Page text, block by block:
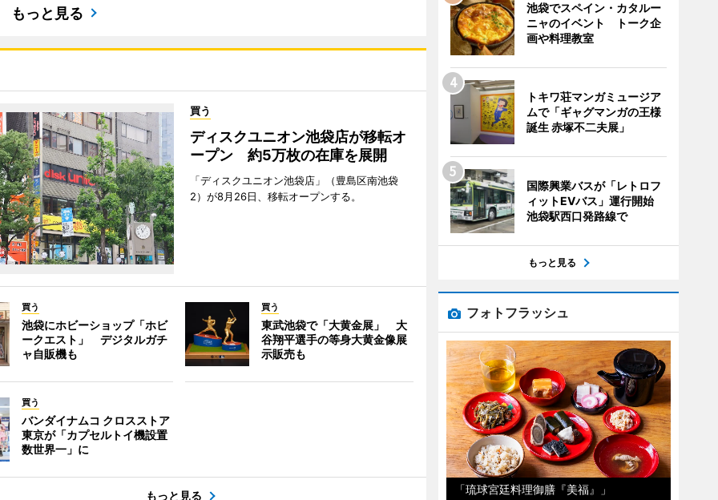
もっと見る
買う
ディスクユニオン池袋店が移転オ
ープン 約5万枚の在庫を展開
「ディスクユニオン池袋店」（豊島区南池袋
2）が8月26日、移転オープンする。
買う
池袋にホビーショップ「ホビ
ークエスト」 デジタルガチ
ャ自販機も
買う
東武池袋で「大黄金展」 大
谷翔平選手の等身大黄金像展
示販売も
買う
バンダイナムコ クロスストア
東京が「カプセルトイ機設置
数世界一」に
もっと見る
池袋でスペイン・カタルー
ニャのイベント トーク企
画や料理教室
トキワ荘マンガミュージア
ムで「ギャグマンガの王様
誕生 赤塚不二夫展」
国際興業バスが「レトロフ
ィットEVバス」運行開始
池袋駅西口発路線で
もっと見る
フォトフラッシュ
「琉球宮廷料理御膳『美福』」